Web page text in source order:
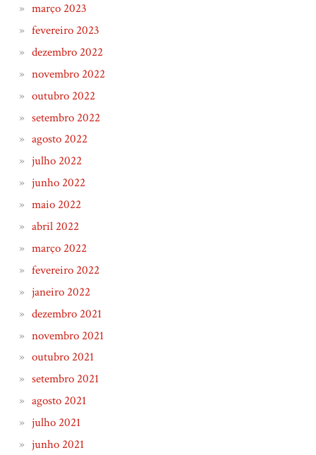
março 2023
fevereiro 2023
dezembro 2022
novembro 2022
outubro 2022
setembro 2022
agosto 2022
julho 2022
junho 2022
maio 2022
abril 2022
março 2022
fevereiro 2022
janeiro 2022
dezembro 2021
novembro 2021
outubro 2021
setembro 2021
agosto 2021
julho 2021
junho 2021